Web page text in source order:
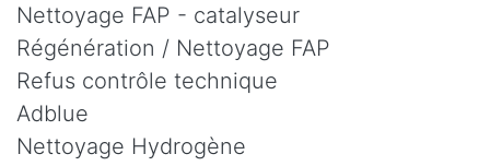
Nettoyage FAP - catalyseur
Régénération / Nettoyage FAP
Refus contrôle technique
Adblue
Nettoyage Hydrogène